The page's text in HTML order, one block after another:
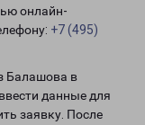
онлайн-
+7 (495)
Балашова в
данные для
заявку. После